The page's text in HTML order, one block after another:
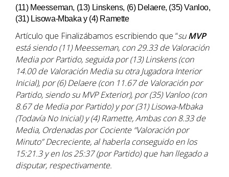
(11) Meesseman, (13) Linskens, (6) Delaere, (35) Vanloo,
(31) Lisowa-Mbaka y (4) Ramette
Artículo que Finalizábamos escribiendo que “suMVP
está siendo (11)Meesseman, con 29.33 de Valoración
Media por Partido, seguida por (13)Linskens(con
14.00 de Valoración Media su otra Jugadora Interior
Inicial), por (6)Delaere(con 11.67 de Valoración por
Partido, siendo su MVP Exterior), por (35) Vanloo(con
8.67 de Media por Partido) y por (31)Lisowa-Mbaka
(Todavía No Inicial) y (4)Ramette, Ambas con 8.33 de
Media, Ordenadas por Cociente “Valoración por
Minuto” Decreciente, al haberla conseguido en los
15:21.3 y en los 25:37 (por Partido) que han llegado a
disputar, respectivamente.